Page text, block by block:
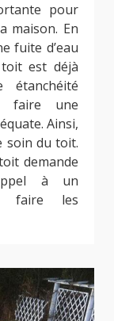
pour
maison. En
fuite d’eau
est déjà
faire une
Ainsi,
soin du toit.
demande
à un
faire les